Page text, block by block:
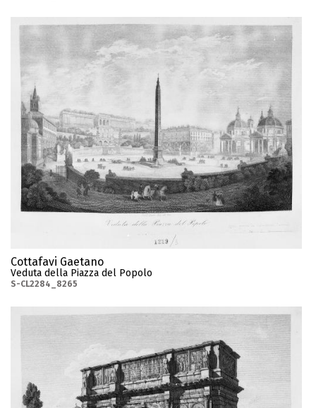
Cottafavi Gaetano
Veduta della Piazza del Popolo
S-CL2284_8265